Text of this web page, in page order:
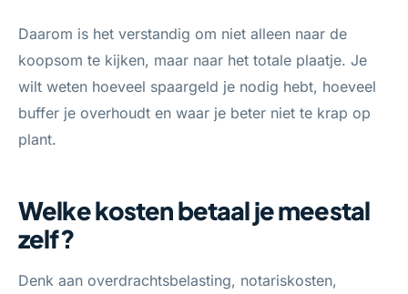
Daarom is het verstandig om niet alleen naar de
koopsom te kijken, maar naar het totale plaatje. Je
wilt weten hoeveel spaargeld je nodig hebt, hoeveel
buffer je overhoudt en waar je beter niet te krap op
plant.
Welke kosten betaal je meestal
zelf?
Denk aan overdrachtsbelasting, notariskosten,